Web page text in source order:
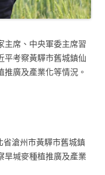
主席、中央軍委主席習
平考察黃驊市舊城鎮仙
廣及產業化等情況。
滄州市黃驊市舊城鎮
旱堿麥種植推廣及產業